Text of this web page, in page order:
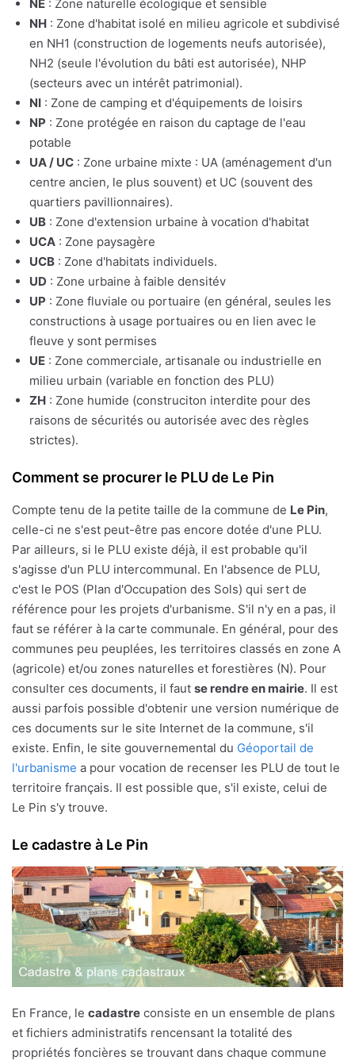
NE : Zone naturelle écologique et sensible
NH : Zone d'habitat isolé en milieu agricole et subdivisé
en NH1 (construction de logements neufs autorisée),
NH2 (seule l'évolution du bâti est autorisée), NHP
(secteurs avec un intérêt patrimonial).
NI : Zone de camping et d'équipements de loisirs
NP : Zone protégée en raison du captage de l'eau
potable
UA / UC : Zone urbaine mixte : UA (aménagement d'un
centre ancien, le plus souvent) et UC (souvent des
quartiers pavillionnaires).
UB : Zone d'extension urbaine à vocation d'habitat
UCA : Zone paysagère
UCB : Zone d'habitats individuels.
UD : Zone urbaine à faible densitév
UP : Zone fluviale ou portuaire (en général, seules les
constructions à usage portuaires ou en lien avec le
fleuve y sont permises
UE : Zone commerciale, artisanale ou industrielle en
milieu urbain (variable en fonction des PLU)
ZH : Zone humide (construciton interdite pour des
raisons de sécurités ou autorisée avec des règles
strictes).
Comment se procurer le PLU de Le Pin
Compte tenu de la petite taille de la commune de Le Pin,
celle-ci ne s'est peut-être pas encore dotée d'une PLU.
Par ailleurs, si le PLU existe déjà, il est probable qu'il
s'agisse d'un PLU intercommunal. En l'absence de PLU,
c'est le POS (Plan d'Occupation des Sols) qui sert de
référence pour les projets d'urbanisme. S'il n'y en a pas, il
faut se référer à la carte communale. En général, pour des
communes peu peuplées, les territoires classés en zone A
(agricole) et/ou zones naturelles et forestières (N). Pour
consulter ces documents, il faut se rendre en mairie. Il est
aussi parfois possible d'obtenir une version numérique de
ces documents sur le site Internet de la commune, s'il
existe. Enfin, le site gouvernemental du Géoportail de
l'urbanisme a pour vocation de recenser les PLU de tout le
territoire français. Il est possible que, s'il existe, celui de
Le Pin s'y trouve.
Le cadastre à Le Pin
En France, le cadastre consiste en un ensemble de plans
et fichiers administratifs rencensant la totalité des
propriétés foncières se trouvant dans chaque commune